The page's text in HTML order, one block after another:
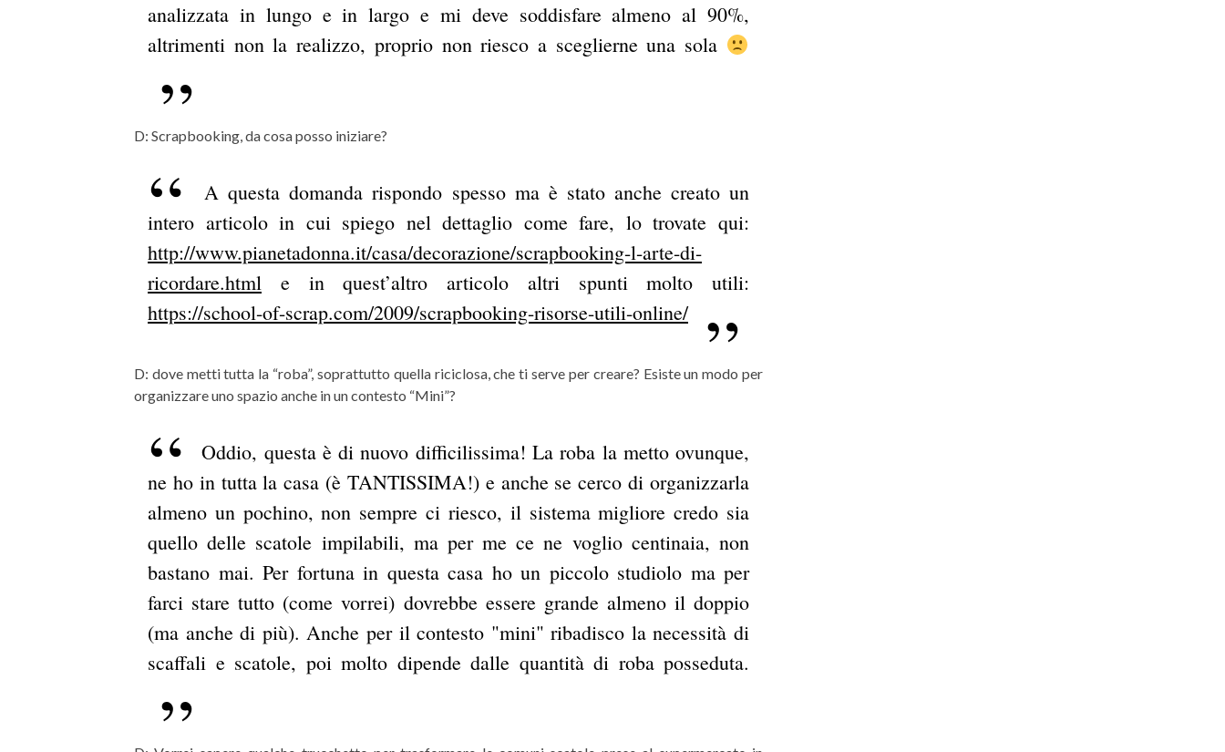
analizzata in lungo e in largo e mi deve soddisfare almeno al 90%,
altrimenti non la realizzo, proprio non riesco a sceglierne una sola
D: Scrapbooking, da cosa posso iniziare?
A questa domanda rispondo spesso ma è stato anche creato un
intero articolo in cui spiego nel dettaglio come fare, lo trovate qui:
http://www.pianetadonna.it/casa/decorazione/scrapbooking-l-arte-di-
ricordare.html e in quest’altro articolo altri spunti molto utili:
https://school-of-scrap.com/2009/scrapbooking-risorse-utili-online/
D: dove metti tutta la “roba”, soprattutto quella riciclosa, che ti serve per creare? Esiste un modo per
organizzare uno spazio anche in un contesto “Mini”?
Oddio, questa è di nuovo difficilissima! La roba la metto ovunque,
ne ho in tutta la casa (è TANTISSIMA!) e anche se cerco di organizzarla
almeno un pochino, non sempre ci riesco, il sistema migliore credo sia
quello delle scatole impilabili, ma per me ce ne voglio centinaia, non
bastano mai. Per fortuna in questa casa ho un piccolo studiolo ma per
farci stare tutto (come vorrei) dovrebbe essere grande almeno il doppio
(ma anche di più). Anche per il contesto "mini" ribadisco la necessità di
scaffali e scatole, poi molto dipende dalle quantità di roba posseduta.